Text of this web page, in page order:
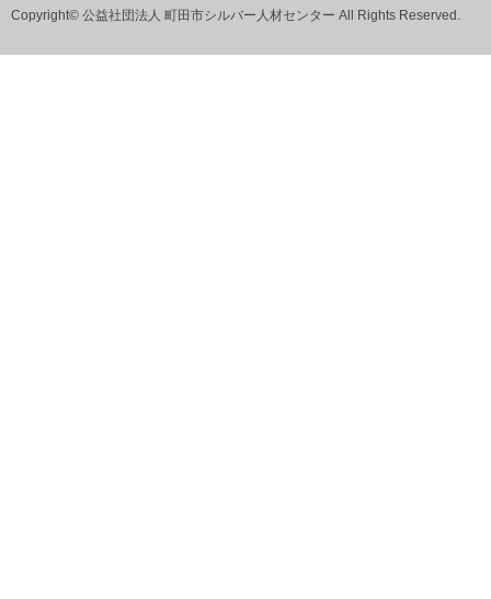
Copyright© 公益社団法人 町田市シルバー人材センター All Rights Reserved.